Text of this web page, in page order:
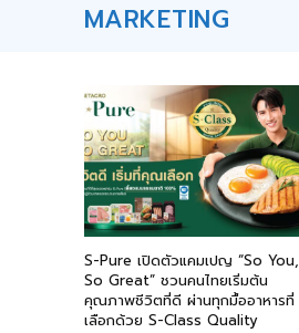
MARKETING
S-Pure เปิดตัวแคมเปญ “So You,
So Great” ชวนคนไทยเริ่มต้น
คุณภาพชีวิตที่ดี ผ่านทุกมื้ออาหารที่
เลือกด้วย S-Class Quality